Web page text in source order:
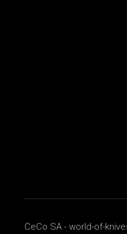
CeCo SA - world-of-